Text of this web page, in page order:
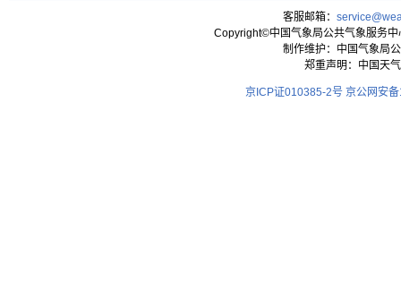
客服邮箱：
Copyright©中国气象局公共气象服务
制作维护：中国气象局
郑重声明：中国天
京ICP证010385-2号 京公网安